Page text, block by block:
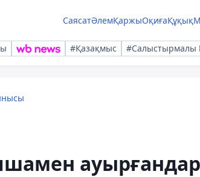
СаясатӘлемҚаржыОқиғаҚұқық
#Қазақмыс #Салыстырмалы